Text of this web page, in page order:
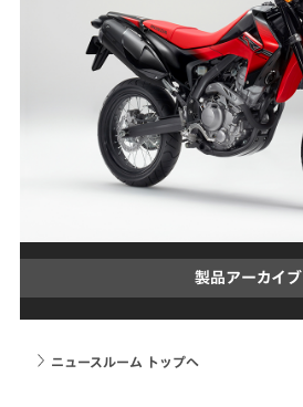
製品アーカイブ
ニュースルーム トップへ